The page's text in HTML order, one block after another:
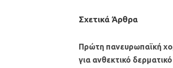
Σχετικά Άρθρα
Πρώτη πανευρωπαϊκή
για ανθεκτικό